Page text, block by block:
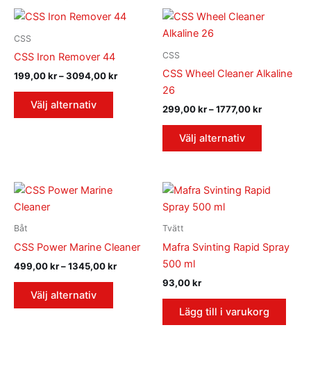
CSS
CSS Iron Remover 44
199,00kr–3094,00kr
Prisintervall:
Välj alternativ
Den
flera
De
alternativen
produktsidan
CSS
CSS Wheel Cleaner Alkaline
26
299,00kr–1777,00kr
Välj alternativ
Den
Båt
CSS Power Marine Cleaner
499,00kr–1345,00kr
Prisintervall:
Välj alternativ
varianter.
olika
alternativen
Tvätt
Mafra Svinting Rapid Spray
500 ml
93,00kr
Lägg till i varukorg